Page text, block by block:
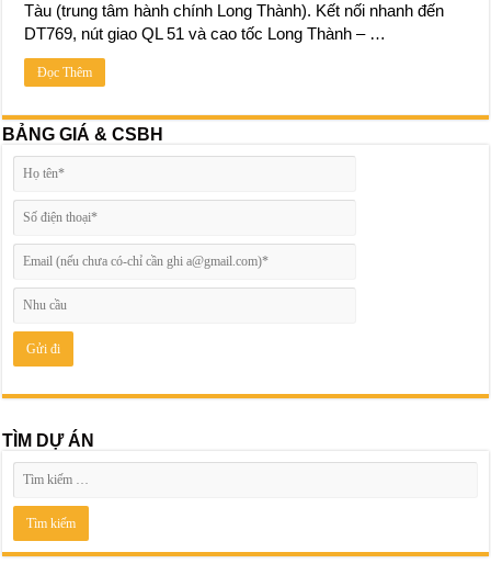
Tàu (trung tâm hành chính Long Thành). Kết nối nhanh đến
DT769, nút giao QL 51 và cao tốc Long Thành – …
Đọc Thêm
BẢNG GIÁ & CSBH
TÌM DỰ ÁN